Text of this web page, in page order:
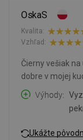
OskaS
Kvalita:
Vzhľad:
Čierny vešiak
dobre v mojej
Výhody
Ukážte